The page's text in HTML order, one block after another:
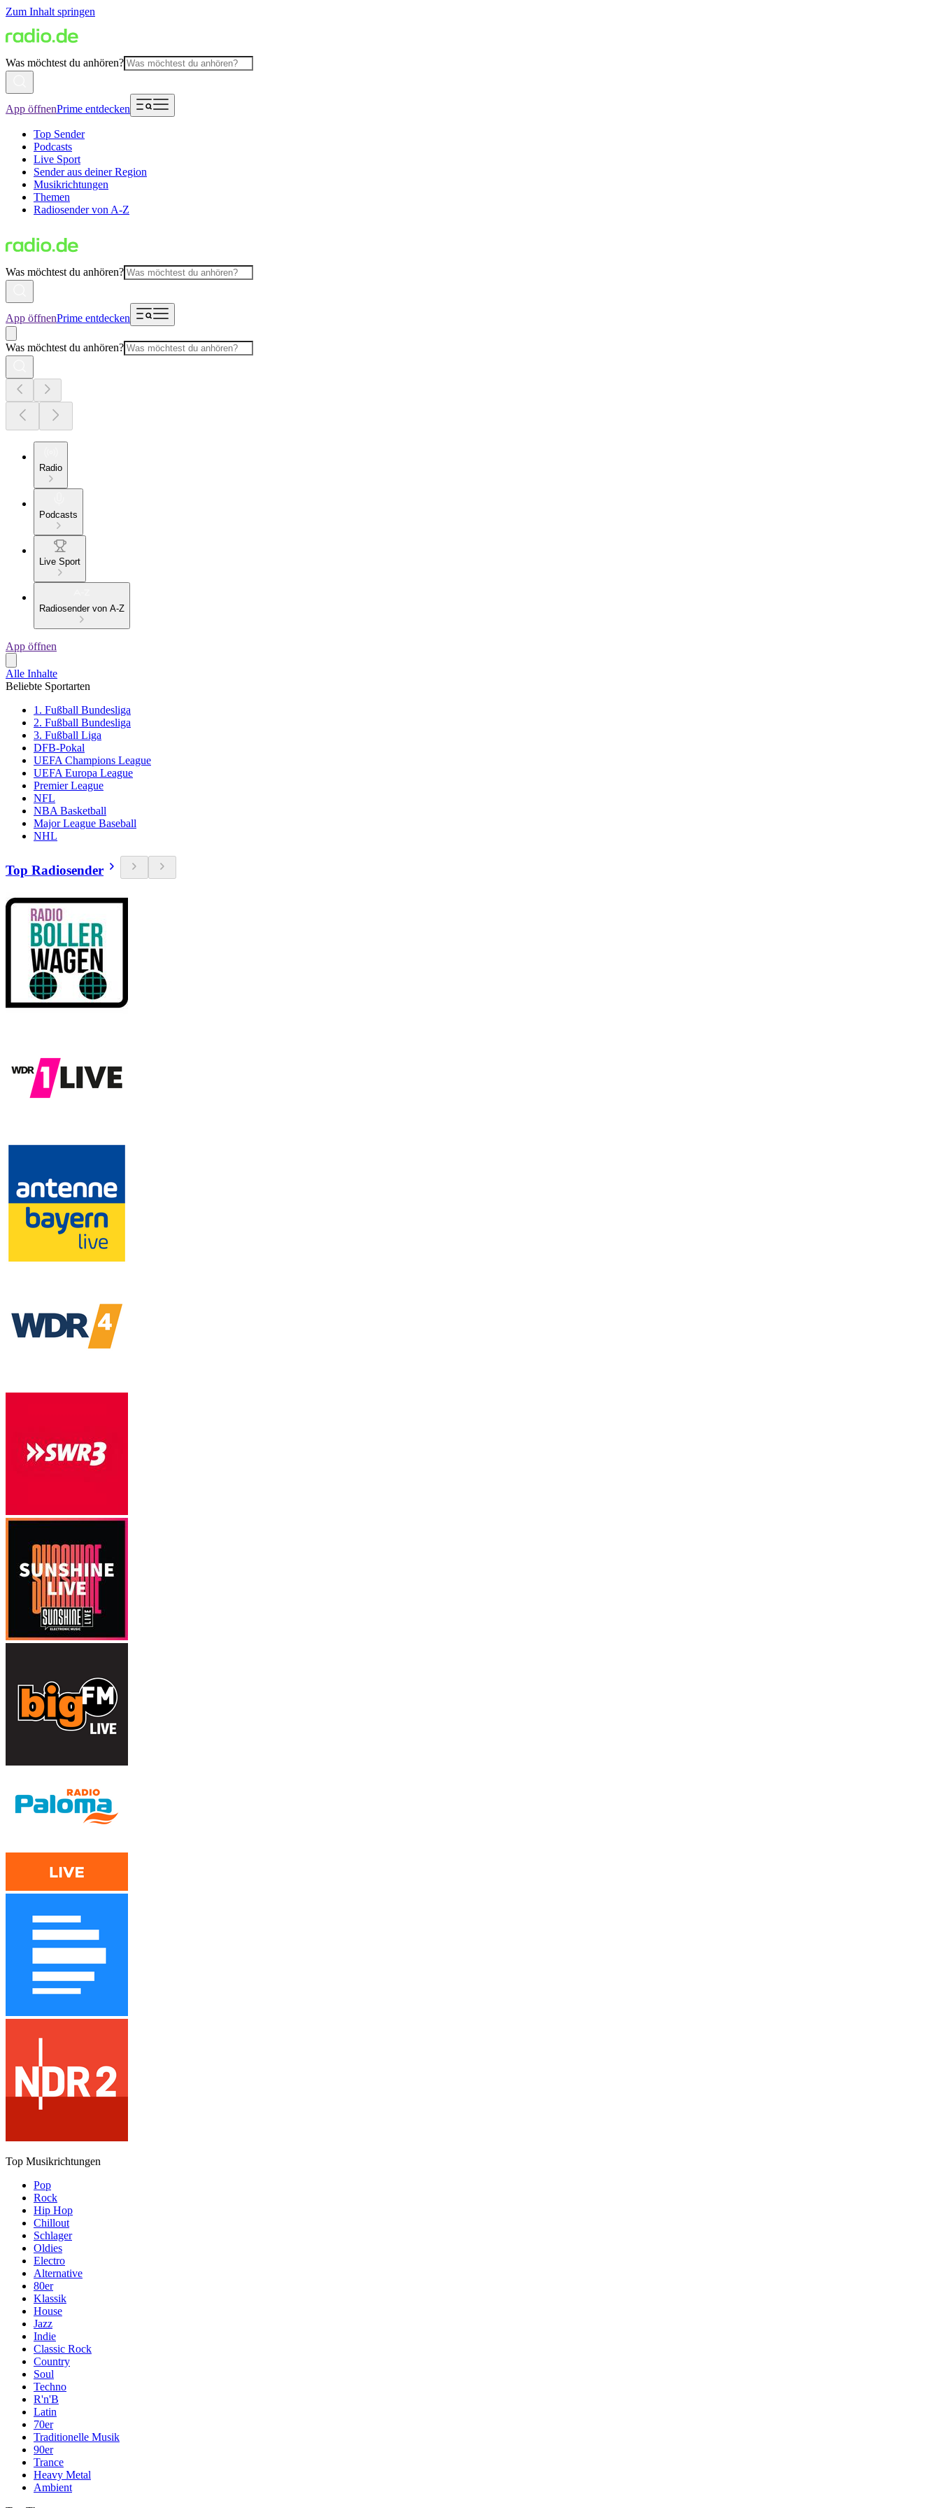
Zum Inhalt springen
Was möchtest du anhören?
App öffnenPrime entdecken
Top Sender
Podcasts
Live Sport
Sender aus deiner Region
Musikrichtungen
Themen
Radiosender von A-Z
Was möchtest du anhören?
App öffnenPrime entdecken
Was möchtest du anhören?
Radio
Podcasts
Live Sport
Radiosender von A-Z
App öffnen
Alle Inhalte
Beliebte Sportarten
1. Fußball Bundesliga
2. Fußball Bundesliga
3. Fußball Liga
DFB-Pokal
UEFA Champions League
UEFA Europa League
Premier League
NFL
NBA Basketball
Major League Baseball
NHL
Top Radiosender
Top Musikrichtungen
Pop
Rock
Hip Hop
Chillout
Schlager
Oldies
Electro
Alternative
80er
Klassik
House
Jazz
Indie
Classic Rock
Country
Soul
Techno
R'n'B
Latin
70er
Traditionelle Musik
90er
Trance
Heavy Metal
Ambient